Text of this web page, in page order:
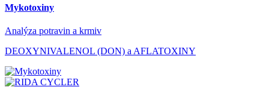
Mykotoxiny
Analýza potravin a krmiv
DEOXYNIVALENOL (DON) a AFLATOXINY